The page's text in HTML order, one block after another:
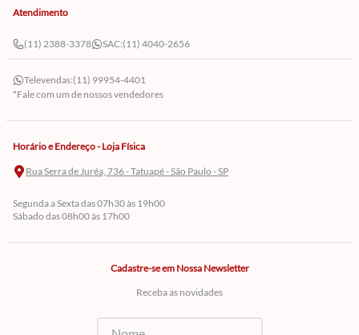
Atendimento
(11) 2388-3378 SAC:(11) 4040-2656
Televendas:(11) 99954-4401
*Fale com um de nossos vendedores
Horário e Endereço - Loja Física
Rua Serra de Juréa, 736 - Tatuapé - São Paulo - SP
Segunda a Sexta das 07h30 às 19h00
Sábado das 08h00 às 17h00
Cadastre-se em Nossa Newsletter
Receba as novidades